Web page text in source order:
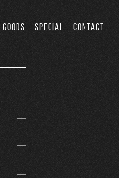
GOODS SPECIAL CONTACT